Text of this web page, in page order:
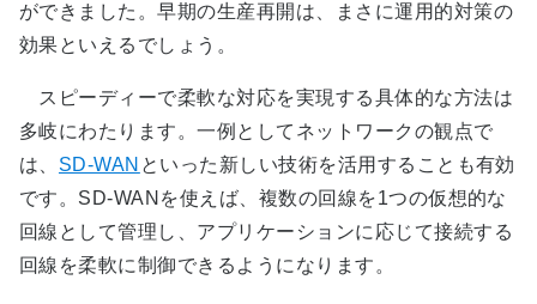
ができました。早期の生産再開は、まさに運用的対策の
効果といえるでしょう。
スピーディーで柔軟な対応を実現する具体的な方法は
多岐にわたります。一例としてネットワークの観点で
は、 SD-WAN といった新しい技術を活用することも有効
です。SD-WANを使えば、複数の回線を1つの仮想的な
回線として管理し、アプリケーションに応じて接続する
回線を柔軟に制御できるようになります。